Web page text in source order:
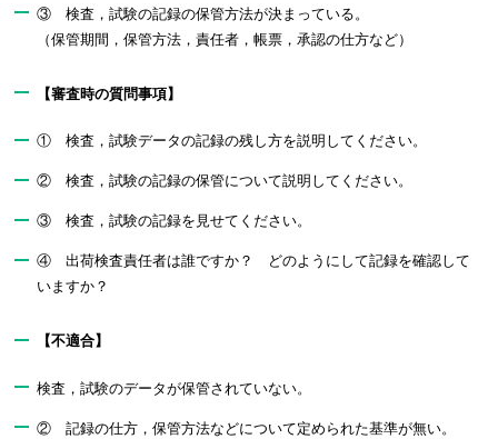
③ 検査，試験の記録の保管方法が決まっている。
（保管期間，保管方法，責任者，帳票，承認の仕方など）
【審査時の質問事項】
① 検査，試験データの記録の残し方を説明してください。
② 検査，試験の記録の保管について説明してください。
③ 検査，試験の記録を見せてください。
④ 出荷検査責任者は誰ですか？ どのようにして記録を確認して
いますか？
【不適合】
検査，試験のデータが保管されていない。
② 記録の仕方，保管方法などについて定められた基準が無い。